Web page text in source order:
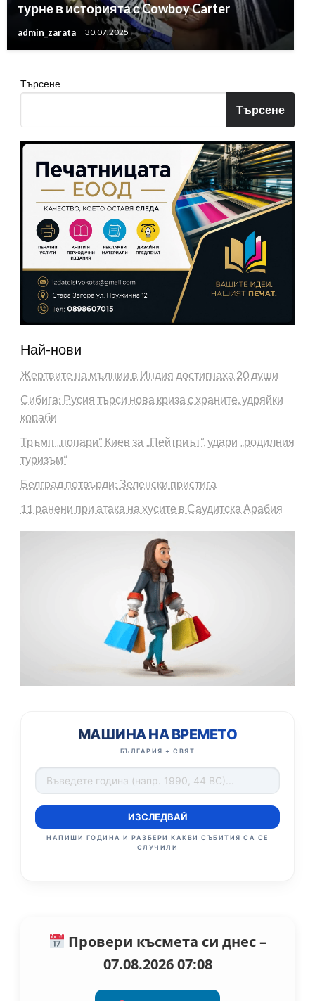
турне в историята с Cowboy Carter
admin_zarata 30.07.2025
Търсене
Търсене
Най-нови
Жертвите на мълнии в Индия достигнаха 20 души
Сибига: Русия търси нова криза с храните, удряйки
кораби
Тръмп „попари“ Киев за „Пейтриът“, удари „родилния
туризъм“
Белград потвърди: Зеленски пристига
11 ранени при атака на хусите в Саудитска Арабия
МАШИНА НА ВРЕМЕТО
БЪЛГАРИЯ + СВЯТ
ИЗСЛЕДВАЙ
НАПИШИ ГОДИНА И РАЗБЕРИ КАКВИ СЪБИТИЯ СА СЕ
СЛУЧИЛИ
Провери късмета си днес –
07.08.2026 07:08